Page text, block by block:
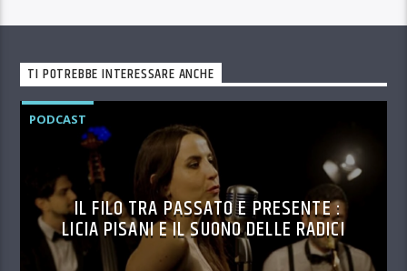
TI POTREBBE INTERESSARE ANCHE
PODCAST
IL FILO TRA PASSATO E PRESENTE :
LICIA PISANI E IL SUONO DELLE RADICI